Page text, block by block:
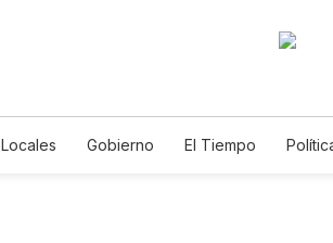
Locales Gobierno El Tiempo